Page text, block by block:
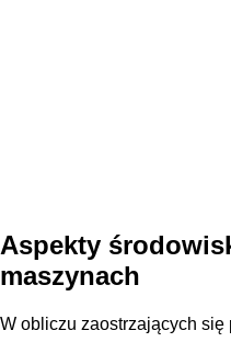
Aspekty
maszynach
W obliczu zaostrzających